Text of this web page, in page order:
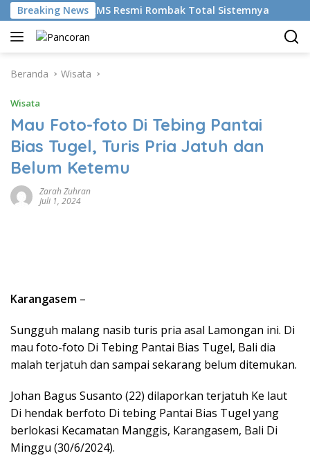
Langsung
ke
konten
Breaking News
AI, BRMS Resmi Rombak Total Sistemnya
Beranda Wisata
Wisata
Mau Foto-foto Di Tebing Pantai
Bias Tugel, Turis Pria Jatuh dan
Belum Ketemu
Zarah Zuhran
Juli 1, 2024
Karangasem –
Sungguh malang nasib turis pria asal Lamongan ini. Di
mau foto-foto Di Tebing Pantai Bias Tugel, Bali dia
malah terjatuh dan sampai sekarang belum ditemukan.
Johan Bagus Susanto (22) dilaporkan terjatuh Ke laut
Di hendak berfoto Di tebing Pantai Bias Tugel yang
berlokasi Kecamatan Manggis, Karangasem, Bali Di
Minggu (30/6/2024).